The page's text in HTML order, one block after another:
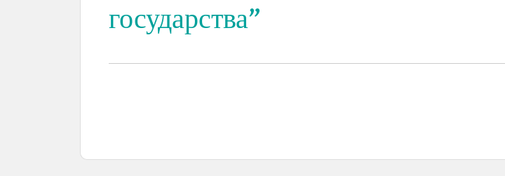
государства”